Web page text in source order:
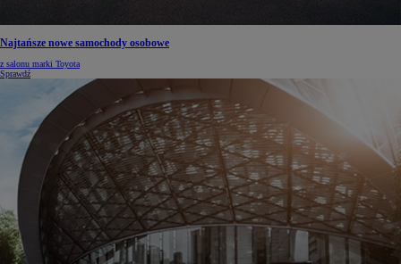
Najtańsze nowe samochody osobowe
z salonu marki Toyota
Sprawdź